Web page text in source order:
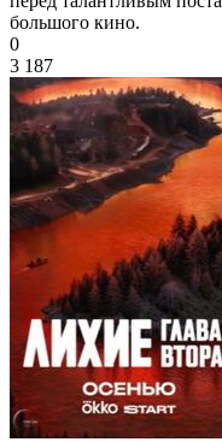
большого кино.
0
3 187